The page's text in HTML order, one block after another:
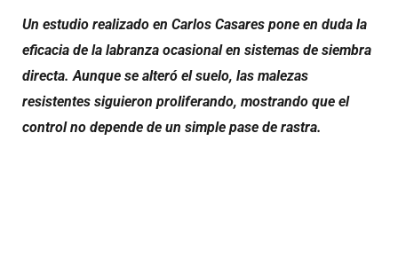
Un estudio realizado en Carlos Casares pone en duda la
eficacia de la labranza ocasional en sistemas de siembra
directa. Aunque se alteró el suelo, las malezas
resistentes siguieron proliferando, mostrando que el
control no depende de un simple pase de rastra.